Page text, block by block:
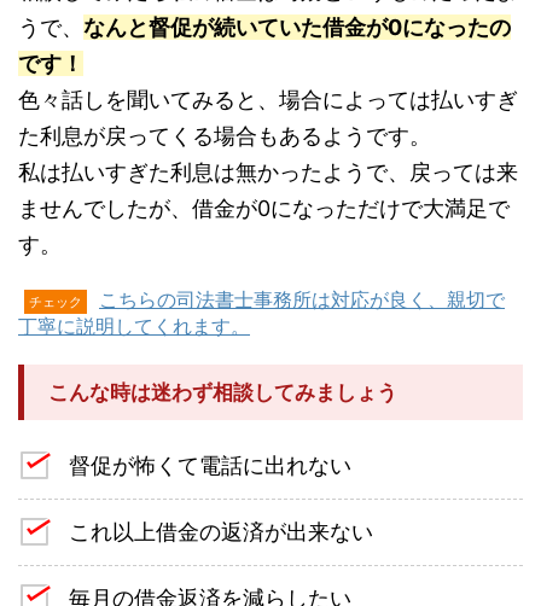
うで、 なんと督促が続いていた借金が0になったの
です！
色々話しを聞いてみると、場合によっては払いすぎ
た利息が戻ってくる場合もあるようです。
私は払いすぎた利息は無かったようで、戻っては来
ませんでしたが、借金が0になっただけで大満足で
す。
チェック
こちらの司法書士事務所は対応が良く、親切で
丁寧に説明してくれます。
こんな時は迷わず相談してみましょう
督促が怖くて電話に出れない
これ以上借金の返済が出来ない
毎月の借金返済を減らしたい